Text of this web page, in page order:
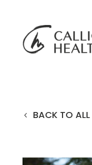
BACK TO ALL